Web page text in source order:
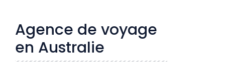
Agence de voyage
en Australie